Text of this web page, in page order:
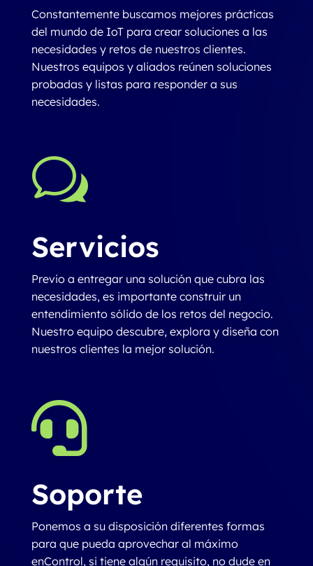
Constantemente buscamos mejores prácticas
del mundo de IoT para crear soluciones a las
necesidades y retos de nuestros clientes.
Nuestros equipos y aliados reúnen soluciones
probadas y listas para responder a sus
necesidades.
w
Servicios
Previo a entregar una solución que cubra las
necesidades, es importante construir un
entendimiento sólido de los retos del negocio.
Nuestro equipo descubre, explora y diseña con
nuestros clientes la mejor solución.

Soporte
Ponemos a su disposición diferentes formas
para que pueda aprovechar al máximo
enControl, si tiene algún requisito, no dude en